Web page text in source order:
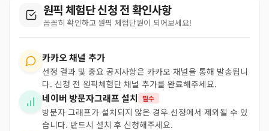
원픽 체험단 신청 전 확인사항
꼼꼼히 확인하고 원픽 체험단원이 되어보세요!
카카오 채널 추가
선정 결과 및 중요 공지사항은 카카오 채널을 통해 발송됩니
다. 신청 전 원픽체험단 채널 추가를 완료해주세요.
네이버 방문자그래프 설치 필수
방문자 그래프가 설치되지 않은 경우 선정에서 제외될 수 있
습니다. 반드시 설치 후 신청해주세요.